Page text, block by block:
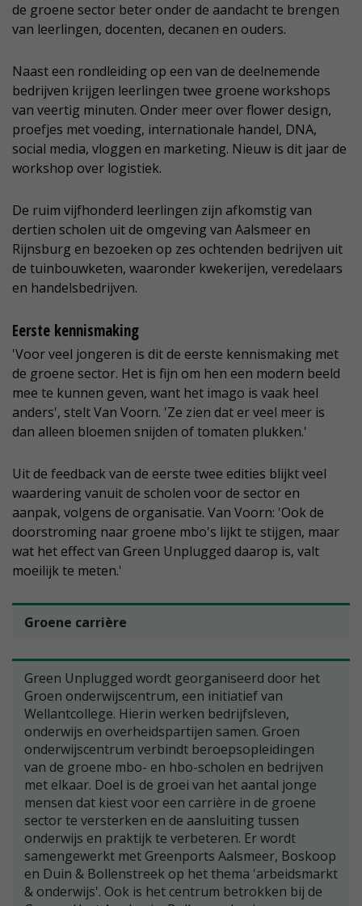
de groene sector beter onder de aandacht te brengen
van leerlingen, docenten, decanen en ouders.
Naast een rondleiding op een van de deelnemende
bedrijven krijgen leerlingen twee groene workshops
van veertig minuten. Onder meer over flower design,
proefjes met voeding, internationale handel, DNA,
social media, vloggen en marketing. Nieuw is dit jaar de
workshop over logistiek.
De ruim vijfhonderd leerlingen zijn afkomstig van
dertien scholen uit de omgeving van Aalsmeer en
Rijnsburg en bezoeken op zes ochtenden bedrijven uit
de tuinbouwketen, waaronder kwekerijen, veredelaars
en handelsbedrijven.
Eerste kennismaking
'Voor veel jongeren is dit de eerste kennismaking met
de groene sector. Het is fijn om hen een modern beeld
mee te kunnen geven, want het imago is vaak heel
anders', stelt Van Voorn. 'Ze zien dat er veel meer is
dan alleen bloemen snijden of tomaten plukken.'
Uit de feedback van de eerste twee edities blijkt veel
waardering vanuit de scholen voor de sector en
aanpak, volgens de organisatie. Van Voorn: 'Ook de
doorstroming naar groene mbo's lijkt te stijgen, maar
wat het effect van Green Unplugged daarop is, valt
moeilijk te meten.'
Groene carrière
Green Unplugged wordt georganiseerd door het
Groen onderwijscentrum, een initiatief van
Wellantcollege. Hierin werken bedrijfsleven,
onderwijs en overheidspartijen samen. Groen
onderwijscentrum verbindt beroepsopleidingen
van de groene mbo- en hbo-scholen en bedrijven
met elkaar. Doel is de groei van het aantal jonge
mensen dat kiest voor een carrière in de groene
sector te versterken en de aansluiting tussen
onderwijs en praktijk te verbeteren. Er wordt
samengewerkt met Greenports Aalsmeer, Boskoop
en Duin & Bollenstreek op het thema 'arbeidsmarkt
& onderwijs'. Ook is het centrum betrokken bij de